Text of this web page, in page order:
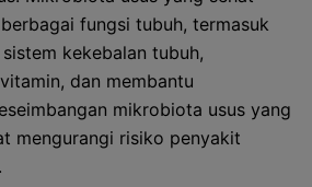
fungsi tubuh, termasuk
kekebalan tubuh,
dan membantu
mikrobiota usus yang
mengurangi risiko penyakit